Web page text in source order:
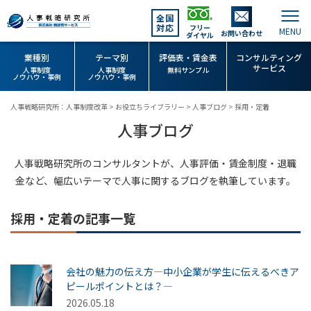
全国
対応
フリー
ダイヤル お問い合わせ
業種別
人事制度
ノウハウ・事例
テーマ別
人事制度
ノウハウ・事例
評価表・賃金表
無料サンプル
コンサルティング
サービス
人事戦略研究所：人事制度改革 > お役立ちライブラリー > 人事ブログ > 採用・定着
人事ブログ
人事戦略研究所のコンサルタントが、人事評価・賃金制度・退職
金など、幅広いテーマで人事に関するブログを執筆しています。
採用・定着の記事一覧
会社の魅力の伝え方―中小企業が学生に伝えるべきア
ピールポイントとは？―
2026.05.18